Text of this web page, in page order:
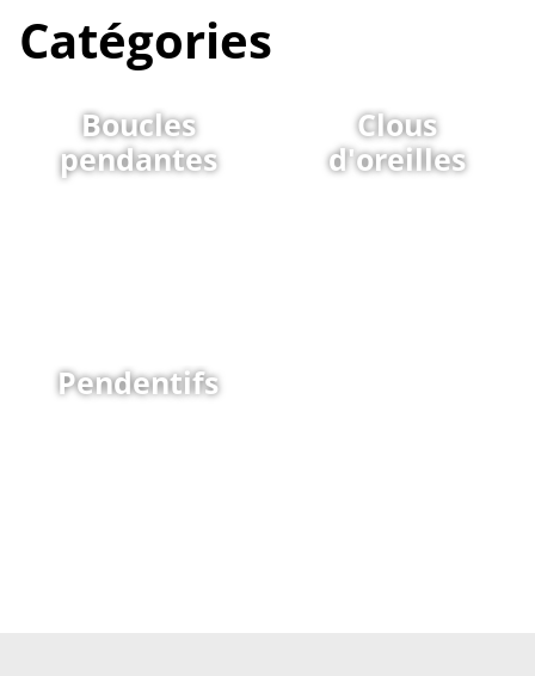
Catégories
Boucles
pendantes
Clous
d'oreilles
Pendentifs